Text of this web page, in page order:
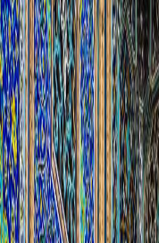
Resonansi
Sejarah
Lensa
Iqtishodia
Sastra
Literasi Umat